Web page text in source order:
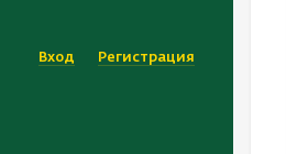
Вход Регистрация